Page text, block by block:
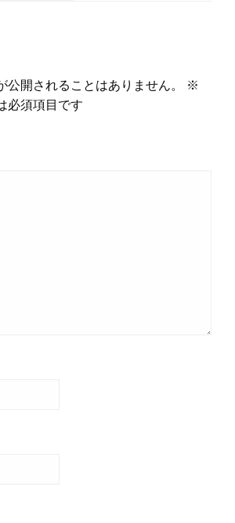
公開されることはありません。
※
必須項目です